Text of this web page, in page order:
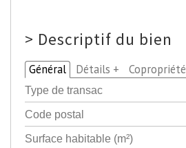
> Descriptif du bien
Général Détails + Copropriété
Type de transac
Code postal
Surface habitable (m²)